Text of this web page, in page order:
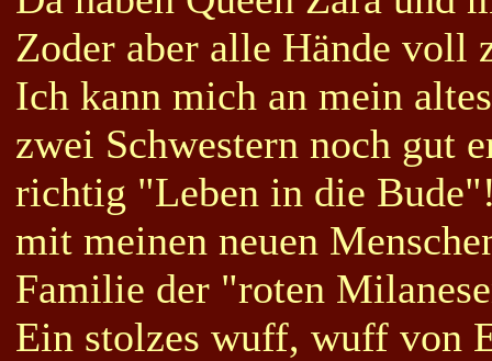
Zoder aber alle Hände voll
Ich kann mich an mein
zwei Schwestern noch gut
richtig "Leben in die
mit meinen neuen
Familie der "roten
Ein stolzes wuff, wuff von